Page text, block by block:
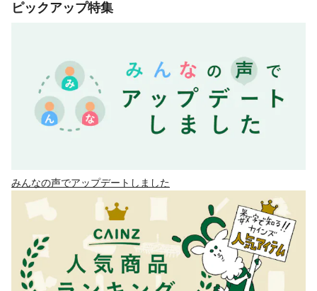
ピックアップ特集
みんなの声でアップデートしました